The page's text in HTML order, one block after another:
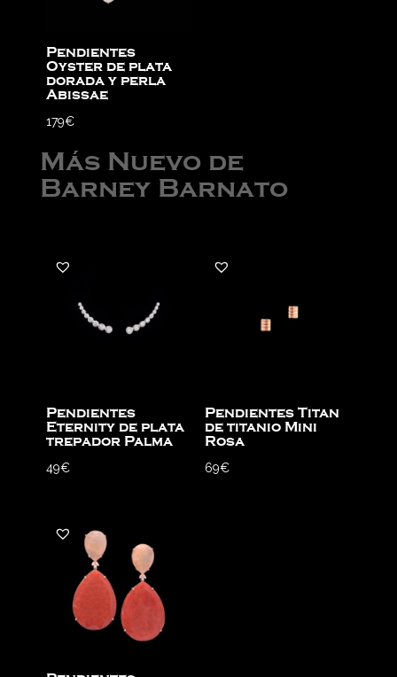
Pendientes
Oyster de plata
dorada y perla
Abissae
179€
Más Nuevo de
Barney Barnato
Pendientes
Eternity de plata
trepador Palma
49€
Pendientes Titan
de titanio Mini
Rosa
69€